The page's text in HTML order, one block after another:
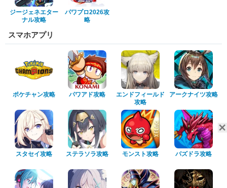
ジージェネエター
ナル攻略
パワプロ2026攻
略
スマホアプリ
ポケチャン攻略 パワアド攻略
エンドフィールド
攻略
アークナイツ攻略
スタセイ攻略 ステラソラ攻略 モンスト攻略 パズドラ攻略